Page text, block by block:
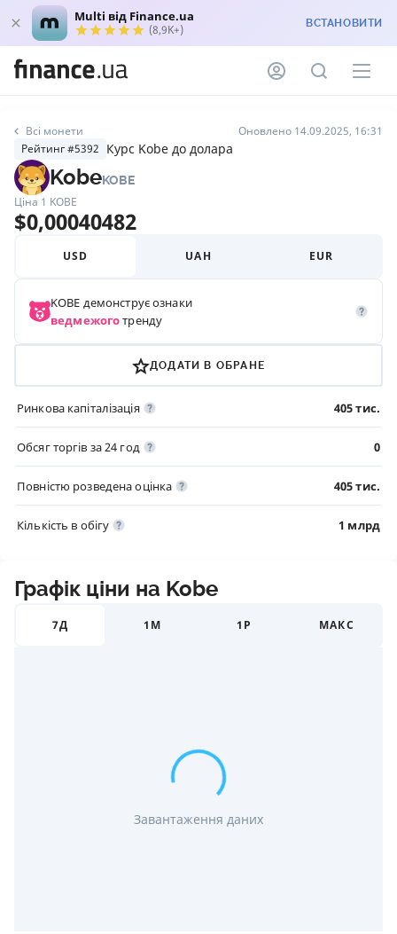
Multi від Finance.ua
(8,9K+) ВСТАНОВИТИ
Всі монети
Оновлено 14.09.2025, 16:31
Рейтинг #5392 Курс Kobe до долара
KobeKOBE
Ціна 1 KOBE
$0,00040482
USD UAH EUR
KOBE демонструє ознаки
ведмежоготренду
ДОДАТИ В ОБРАНЕ
Ринкова капіталізація 405 тис.
Обсяг торгів за 24 год 0
Повністю розведена оцінка 405 тис.
Кількість в обігу 1 млрд
Графік ціни на Kobe
7Д 1М 1Р МАКС
Завантаження даних